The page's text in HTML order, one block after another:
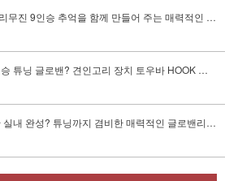
승 추억을 함께 만들어 주는 매력적인 글로밴리무진 출고!
로밴? 견인고리 장치 토우바 HOOK 구조변경 후 출고!
내 완성? 튜닝까지 겸비한 매력적인 글로밴리무진